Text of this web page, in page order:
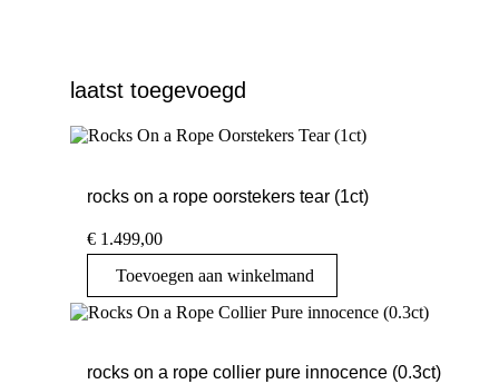
laatst toegevoegd
rocks on a rope oorstekers tear (1ct)
€ 1.499,00
Toevoegen aan winkelmand
rocks on a rope collier pure innocence (0.3ct)